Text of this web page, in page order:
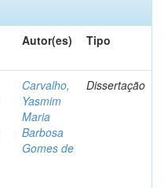
Autor(es) Tipo
Carvalho,
Yasmim
Maria
Barbosa
Gomes de
Dissertação